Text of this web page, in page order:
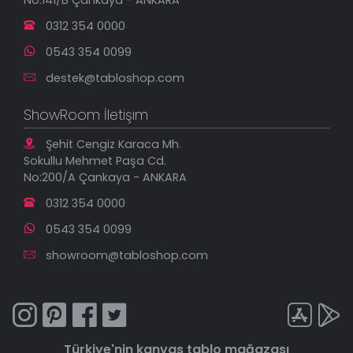
İndirimli Tablolar
0312 354 0000
0543 354 0099
destek@tabloshop.com
ShowRoom İletişim
Şehit Cengiz Karaca Mh.
Sokullu Mehmet Paşa Cd.
No:200/A Çankaya - ANKARA
0312 354 0000
0543 354 0099
showroom@tabloshop.com